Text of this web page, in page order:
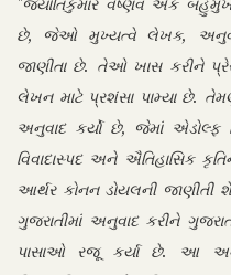
"જ્યોતિકુમાર વૈષ્ણવ એક બહુમુખી
છે, જેઓ મુખ્યત્વે લેખક,
જાણીતા છે. તેઓ ખાસ કરીને
લેખન માટે પ્રશંસા પામ્યા છે.
અનુવાદ કર્યો છે, જેમાં એડોલ્ફ
વિવાદાસ્પદ અને ઐતિહાસિક
આર્થર કોનન ડોયલની જાણીતી
ગુજરાતીમાં અનુવાદ કરીને
પાસાઓ રજૂ કર્યા છે. આ